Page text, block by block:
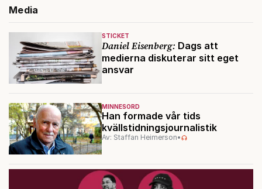
Media
STICKET
Daniel Eisenberg: Dags att
medierna diskuterar sitt eget
ansvar
MINNESORD
Han formade vår tids
kvällstidningsjournalistik
Av: Staffan Heimerson•